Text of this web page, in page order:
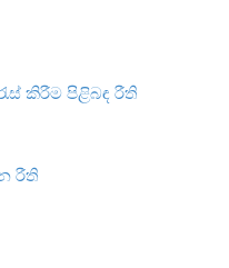
කිරීම පිළිබඳ රීති
රීති